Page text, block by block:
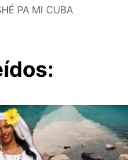
PA MI CUBA